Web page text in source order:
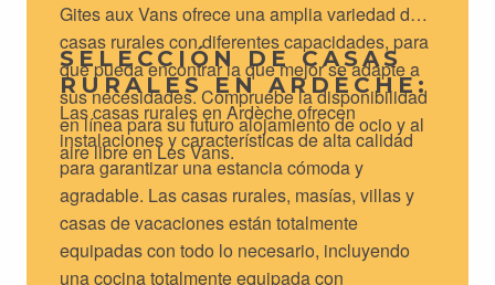
Gites aux Vans ofrece una amplia variedad de
casas rurales con diferentes capacidades, para
que pueda encontrar la que mejor se adapte a
sus necesidades. Compruebe la disponibilidad
en línea para su futuro alojamiento de ocio y al
aire libre en Les Vans.
SELECCIÓN DE CASAS
RURALES EN ARDÈCHE:
Las casas rurales en Ardèche ofrecen
instalaciones y características de alta calidad
para garantizar una estancia cómoda y
agradable. Las casas rurales, masías, villas y
casas de vacaciones están totalmente
equipadas con todo lo necesario, incluyendo
una cocina totalmente equipada con